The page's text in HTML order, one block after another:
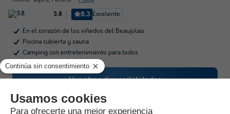
3.8 8.3 Excelente
En el corazón de los viñedos del Beaujolais
Piscina cubierta y sauna
Camping con entretenimiento para todos
Ver otras disponibilidades